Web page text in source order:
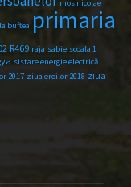
mos nicolae
buftea primaria
R469 raja sabie scoala 1
sistare energie electrică
2017 ziua eroilor 2018 ziua